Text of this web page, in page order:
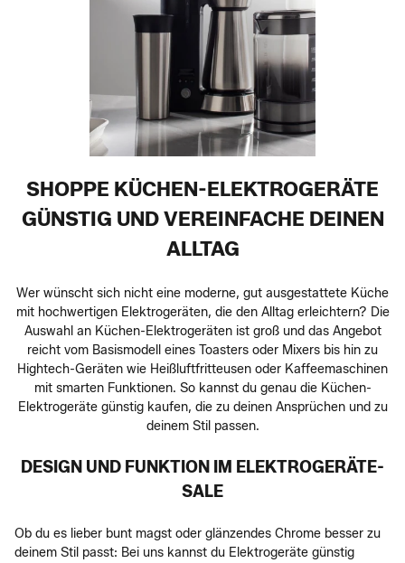
SHOPPE KÜCHEN-ELEKTROGERÄTE
GÜNSTIG UND VEREINFACHE DEINEN
ALLTAG
Wer wünscht sich nicht eine moderne, gut ausgestattete Küche
mit hochwertigen Elektrogeräten, die den Alltag erleichtern? Die
Auswahl an Küchen-Elektrogeräten ist groß und das Angebot
reicht vom Basismodell eines Toasters oder Mixers bis hin zu
Hightech-Geräten wie Heißluftfritteusen oder Kaffeemaschinen
mit smarten Funktionen. So kannst du genau die Küchen-
Elektrogeräte günstig kaufen, die zu deinen Ansprüchen und zu
deinem Stil passen.
DESIGN UND FUNKTION IM ELEKTROGERÄTE-
SALE
Ob du es lieber bunt magst oder glänzendes Chrome besser zu
deinem Stil passt: Bei uns kannst du Elektrogeräte günstig